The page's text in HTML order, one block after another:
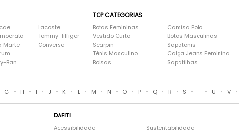
Marte
Ban
Lacoste
Tommy Hilfiger
Converse
TOP CATEGORIAS
Botas Femininas
Vestido Curto
Scarpin
Tênis Masculino
Bolsas
Camisa Polo
Botas Masculinas
Sapatênis
Calça Jeans Feminina
Sapatilhas
G • H • I • J • K • L • M • N • O • P • Q • R • S • T • U • V •
DAFITI
Acessibilidade Sustentabilidade